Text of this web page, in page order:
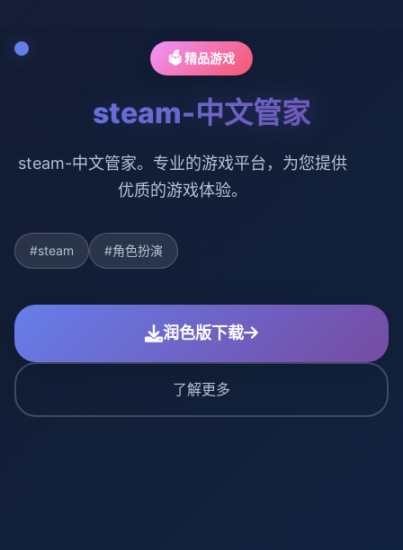
🗳️ 精品游戏
steam-中文管家
steam-中文管家。专业的游戏平台，为您提供
优质的游戏体验。
#steam #角色扮演
润色版下载
了解更多